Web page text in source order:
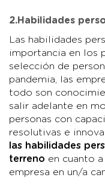
2.Habilidades
Las habilidades
importancia en los
selección de
pandemia, las
todo son
salir adelante en
personas con
resolutivas e
las habilidades
terreno en cuanto
empresa en un/a